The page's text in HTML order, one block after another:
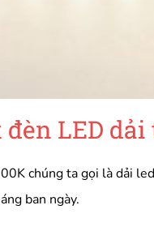
đèn LED
chúng ta gọi là dải
ban ngày.